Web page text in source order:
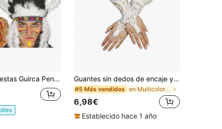
para Disfraces Infantiles, Accesorios de Fiesta y Dec0ración para Niños, Estructura de Plumas Coloridas con Detalles Tradicionales, Ideal para Celebraciones Temáticas, Escuelas y Eventos de Disfraces - Envío GRATIS ✅ Entrega 24/48h a España (península) Guantes sin dedos de encaje y plumas para mujer, disfraces de bruja y ángel, alas de cisne, accesorios de ropa gótica para mujer, accesorios de Halloween
#5 Más vendidos en Multicolor Ropa de mano
6,98€
Establecido hace 1 año